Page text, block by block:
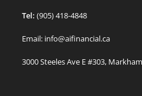
Tel:(905) 418-4848
Email: info@aifinancial.ca
3000 Steeles Ave E #303,